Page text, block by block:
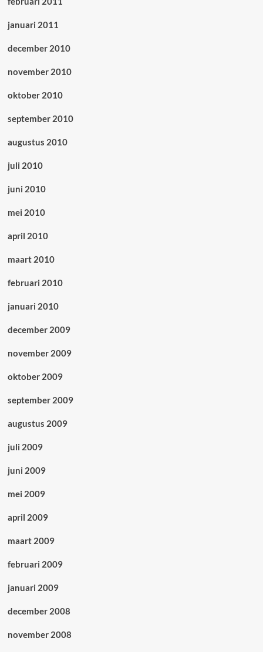
januari 2011
december 2010
november 2010
oktober 2010
september 2010
augustus 2010
juli 2010
juni 2010
mei 2010
april 2010
maart 2010
februari 2010
januari 2010
december 2009
november 2009
oktober 2009
september 2009
augustus 2009
juli 2009
juni 2009
mei 2009
april 2009
maart 2009
februari 2009
januari 2009
december 2008
november 2008